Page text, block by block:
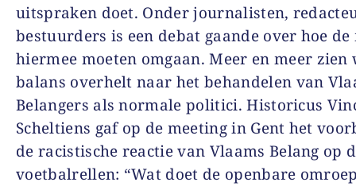
uitspraken doet. Onder journalisten,
bestuurders is een debat gaande over hoe de
hiermee moeten omgaan. Meer en meer zien
balans overhelt naar het behandelen van
Belangers als normale politici. Historicus
Scheltiens gaf op de meeting in Gent het
de racistische reactie van Vlaams Belang op
voetbalrellen: “Wat doet de openbare